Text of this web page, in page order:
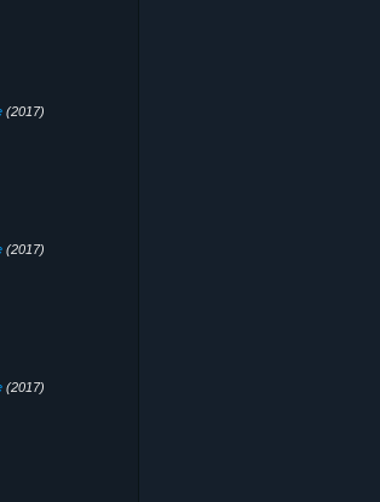
(2017)
(2017)
(2017)